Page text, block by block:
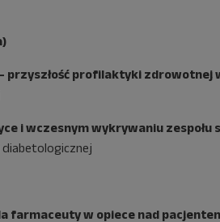
przyszłość profilaktyki zdrowotnej w
i wczesnym wykrywaniu zespołu
farmaceuty w opiece nad